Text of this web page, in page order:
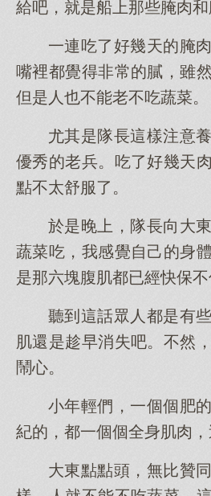
給吧，就是船上那些腌肉和
一連吃了好幾天的腌
嘴裡都覺得非常的膩，雖
但是人也不能老不吃蔬菜。
尤其是隊長這樣注意
優秀的老兵。吃了好幾天
點不太舒服了。
於是晚上，隊長向大
蔬菜吃，我感覺自己的身
是那六塊腹肌都已經快保不
聽到這話眾人都是有
肌還是趁早消失吧。不然
鬧心。
小年輕們，一個個肥
紀的，都一個個全身肌肉，
大東點點頭，無比贊